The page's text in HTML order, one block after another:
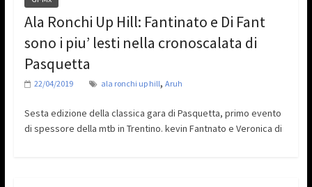
Ala Ronchi Up Hill: Fantinato e Di Fant
sono i piu’ lesti nella cronoscalata di
Pasquetta
22/04/2019 ala ronchi up hill, Aruh
Sesta edizione della classica gara di Pasquetta, primo evento
di spessore della mtb in Trentino. kevin Fantnato e Veronica di